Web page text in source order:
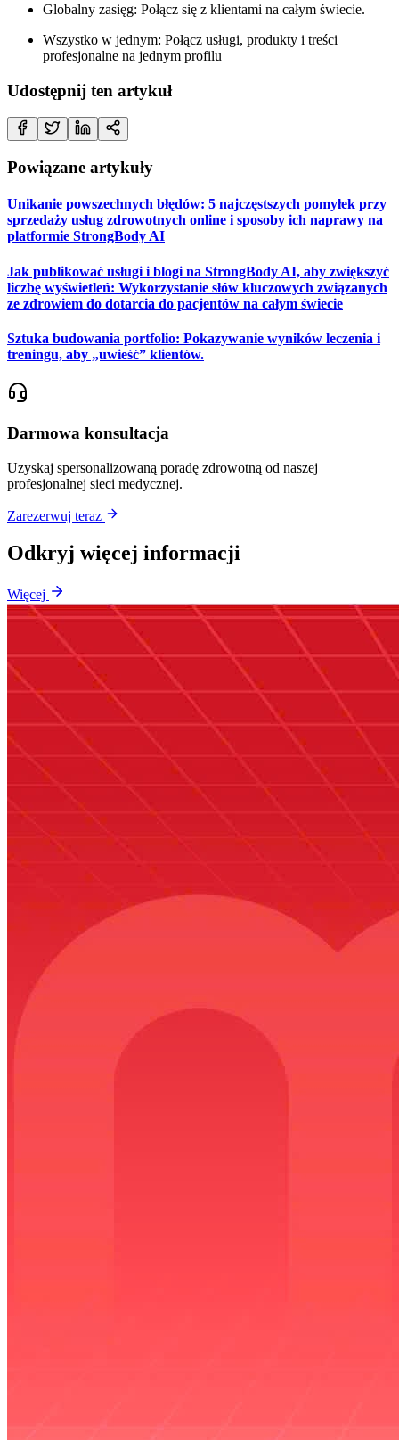
Globalny zasięg: Połącz się z klientami na całym świecie.
Wszystko w jednym: Połącz usługi, produkty i treści
profesjonalne na jednym profilu
Udostępnij ten artykuł
Powiązane artykuły
Unikanie powszechnych błędów: 5 najczęstszych pomyłek przy
sprzedaży usług zdrowotnych online i sposoby ich naprawy na
platformie StrongBody AI
Jak publikować usługi i blogi na StrongBody AI, aby zwiększyć
liczbę wyświetleń: Wykorzystanie słów kluczowych związanych
ze zdrowiem do dotarcia do pacjentów na całym świecie
Sztuka budowania portfolio: Pokazywanie wyników leczenia i
treningu, aby „uwieść” klientów.
Darmowa konsultacja
Uzyskaj spersonalizowaną poradę zdrowotną od naszej
profesjonalnej sieci medycznej.
Zarezerwuj teraz
Odkryj więcej informacji
Więcej